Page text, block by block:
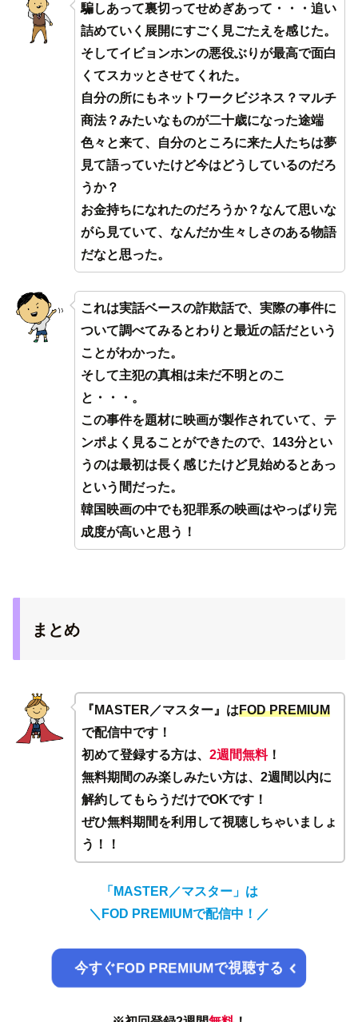
騙しあって裏切ってせめぎあって・・・追い
詰めていく展開にすごく見ごたえを感じた。
そしてイビョンホンの悪役ぶりが最高で面白
くてスカッとさせてくれた。
自分の所にもネットワークビジネス？マルチ
商法？みたいなものが二十歳になった途端
色々と来て、自分のところに来た人たちは夢
見て語っていたけど今はどうしているのだろ
うか？
お金持ちになれたのだろうか？なんて思いな
がら見ていて、なんだか生々しさのある物語
だなと思った。
これは実話ベースの詐欺話で、実際の事件に
ついて調べてみるとわりと最近の話だという
ことがわかった。
そして主犯の真相は未だ不明とのこ
と・・・。
この事件を題材に映画が製作されていて、テ
ンポよく見ることができたので、143分とい
うのは最初は長く感じたけど見始めるとあっ
という間だった。
韓国映画の中でも犯罪系の映画はやっぱり完
成度が高いと思う！
まとめ
『MASTER／マスター』はFOD PREMIUM
で配信中です！
初めて登録する方は、 2週間無料！
無料期間のみ楽しみたい方は、2週間以内に
解約してもらうだけでOKです！
ぜひ無料期間を利用して視聴しちゃいましょ
う！！
「MASTER／マスター」は
＼FOD PREMIUMで配信中！／
今すぐFOD PREMIUMで視聴する